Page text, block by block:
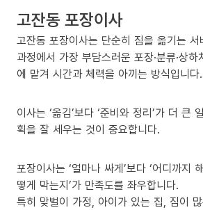
고잔동 포장이사
고잔동 포장이사는 단순히 짐을 옮기는
과정에서 가장 부담스러운 포장·분류·상하
에 맡겨 시간과 체력을 아끼는 방식입니다.
이사는 ‘옮김’보다 ‘준비와 정리’가 더 큰
획을 잘 세우는 것이 중요합니다.
포장이사는 ‘얼마나 싸게’보다 ‘어디까지
떻게 막는지’가 만족도를 좌우합니다.
특히 맞벌이 가정, 아이가 있는 집, 짐이 많